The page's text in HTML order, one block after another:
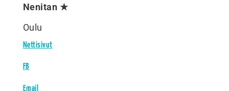
Nenitan ★
Oulu
Nettisivut
FB
Email